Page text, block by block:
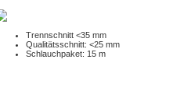
Trennschnitt <35 mm
Qualitätsschnitt: <25 mm
Schlauchpaket: 15 m